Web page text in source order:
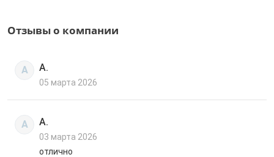
Отзывы о компании
А А.
05 марта 2026
А А.
03 марта 2026
отлично